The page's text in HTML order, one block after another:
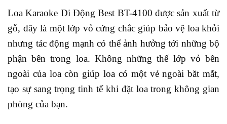
Loa Karaoke Di Động Best BT-4100 được sản xuất từ
gỗ, đây là một lớp vỏ cứng chắc giúp bảo vệ loa khỏi
nhưng tác động mạnh có thể ảnh hưởng tới những bộ
phận bên trong loa. Không những thế lớp vỏ bên
ngoài của loa còn giúp loa có một vẻ ngoài băt mắt,
tạo sự sang trọng tinh tế khi đặt loa trong không gian
phòng của bạn.